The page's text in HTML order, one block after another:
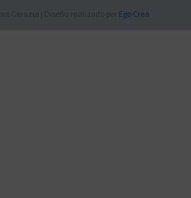
Cerazul | Diseño realizado por Ego Crea